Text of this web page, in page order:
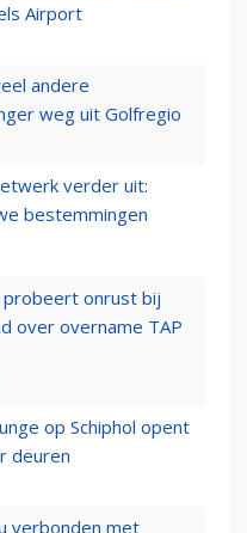
Airport
andere
weg uit Golfregio
verder uit:
bestemmingen
probeert onrust bij
over overname TAP
op Schiphol opent
deuren
verbonden met